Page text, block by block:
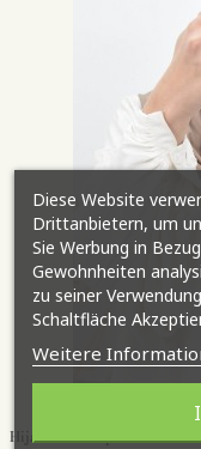
Hijab Druckkapuze
Diese Website
Drittanbietern, um
Sie Werbung in
Gewohnheiten
zu seiner
Schaltfläche
Weitere